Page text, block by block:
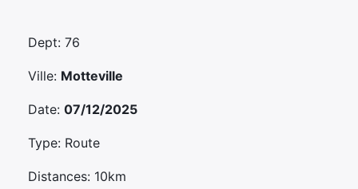
Dept: 76
Ville: Motteville
Date: 07/12/2025
Type: Route
Distances: 10km